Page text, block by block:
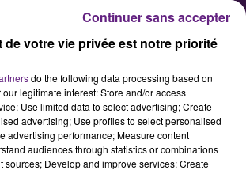
les violences
de votre vie privée est notre priorité
do the following data processing based on
legitimate interest: Store and/or access
Use limited data to select advertising; Create
advertising; Use profiles to select personalised
advertising performance; Measure content
audiences through statistics or combinations
sources; Develop and improve services; Create
Continuer sans accepter